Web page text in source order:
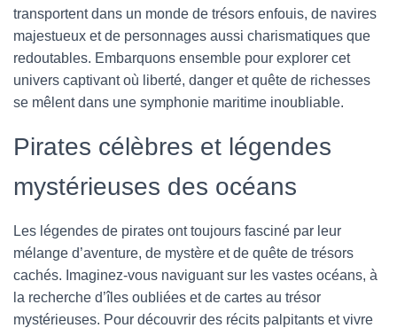
transportent dans un monde de trésors enfouis, de navires
majestueux et de personnages aussi charismatiques que
redoutables. Embarquons ensemble pour explorer cet
univers captivant où liberté, danger et quête de richesses
se mêlent dans une symphonie maritime inoubliable.
Pirates célèbres et légendes
mystérieuses des océans
Les légendes de pirates ont toujours fasciné par leur
mélange d’aventure, de mystère et de quête de trésors
cachés. Imaginez-vous naviguant sur les vastes océans, à
la recherche d’îles oubliées et de cartes au trésor
mystérieuses. Pour découvrir des récits palpitants et vivre